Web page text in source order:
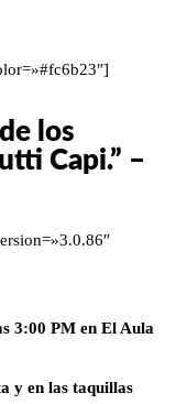
los
Capi.” –
3:00 PM en El Aula
y en las taquillas